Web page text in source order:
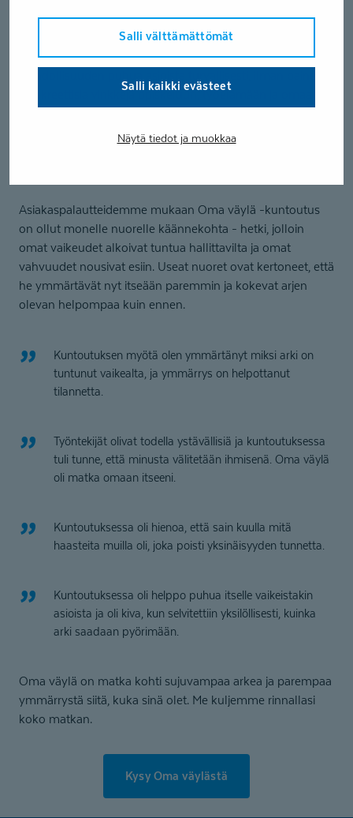
Salli välttämättömät
Salli kaikki evästeet
Näytä tiedot ja muokkaa
tunnistamiseen
Keinoja arjen hallintaan, kuten ajankäyttöön,
tunnesäätelyyn ja sosiaalisiin tilanteisiin
Konkreettisia vinkkejä opiskeluun, työelämään ja omaan
Asiakaspalautteidemme mukaan Oma väylä -kuntoutus
on ollut monelle nuorelle käännekohta - hetki, jolloin
omat vaikeudet alkoivat tuntua hallittavilta ja omat
vahvuudet nousivat esiin. Useat nuoret ovat kertoneet, että
he ymmärtävät nyt itseään paremmin ja kokevat arjen
olevan helpompaa kuin ennen.
Kuntoutuksen myötä olen ymmärtänyt miksi arki on
tuntunut vaikealta, ja ymmärrys on helpottanut
tilannetta.
Työntekijät olivat todella ystävällisiä ja kuntoutuksessa
tuli tunne, että minusta välitetään ihmisenä. Oma väylä
oli matka omaan itseeni.
Kuntoutuksessa oli hienoa, että sain kuulla mitä
haasteita muilla oli, joka poisti yksinäisyyden tunnetta.
Kuntoutuksessa oli helppo puhua itselle vaikeistakin
asioista ja oli kiva, kun selvitettiin yksilöllisesti, kuinka
arki saadaan pyörimään.
Oma väylä on matka kohti sujuvampaa arkea ja parempaa
ymmärrystä siitä, kuka sinä olet. Me kuljemme rinnallasi
koko matkan.
Kysy Oma väylästä